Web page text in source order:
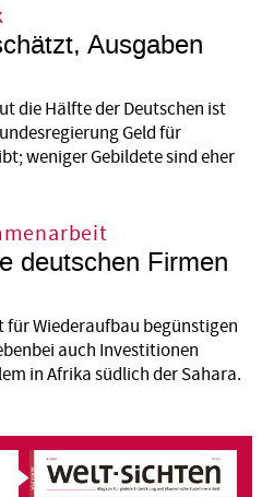
Ausgaben
die Hälfte der Deutschen ist
Geld für
weniger Gebildete sind eher
deutschen Firmen
Wiederaufbau begünstigen
auch Investitionen
in Afrika südlich der Sahara.